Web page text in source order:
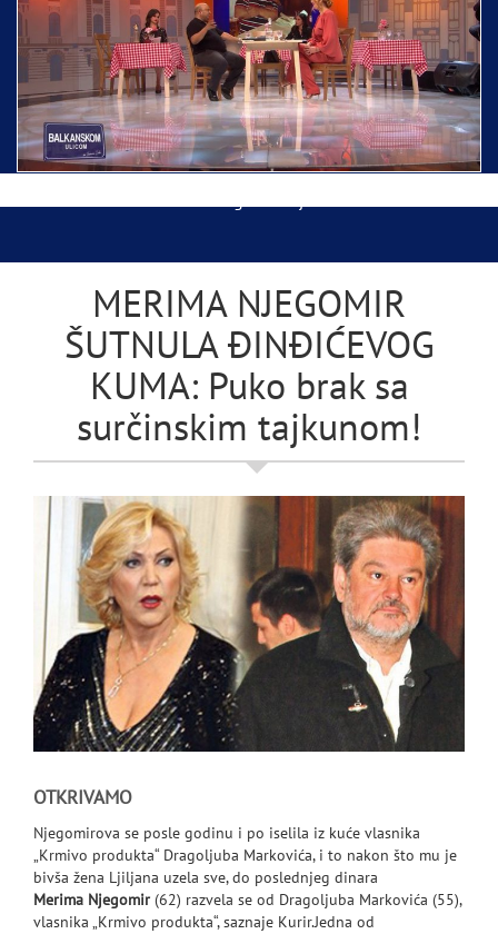
Ispraćaj Pojasa Presvete Bogorodice danas iz
Hrama Svetog Save
MERIMA NJEGOMIR
ŠUTNULA ĐINĐIĆEVOG
KUMA: Puko brak sa
surčinskim tajkunom!
OTKRIVAMO
Njegomirova se posle godinu i po iselila iz kuće vlasnika
„Krmivo produkta“ Dragoljuba Markovića, i to nakon što mu je
bivša žena Ljiljana uzela sve, do poslednjeg dinara
Merima Njegomir (62) razvela se od Dragoljuba Markovića (55),
vlasnika „Krmivo produkta“, saznaje Kurir.Jedna od